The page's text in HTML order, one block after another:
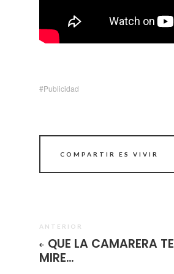
Publicidad
COMPARTIR ES VIVIR
ANTERIOR
QUE LA CAMARERA TE
MIRE…